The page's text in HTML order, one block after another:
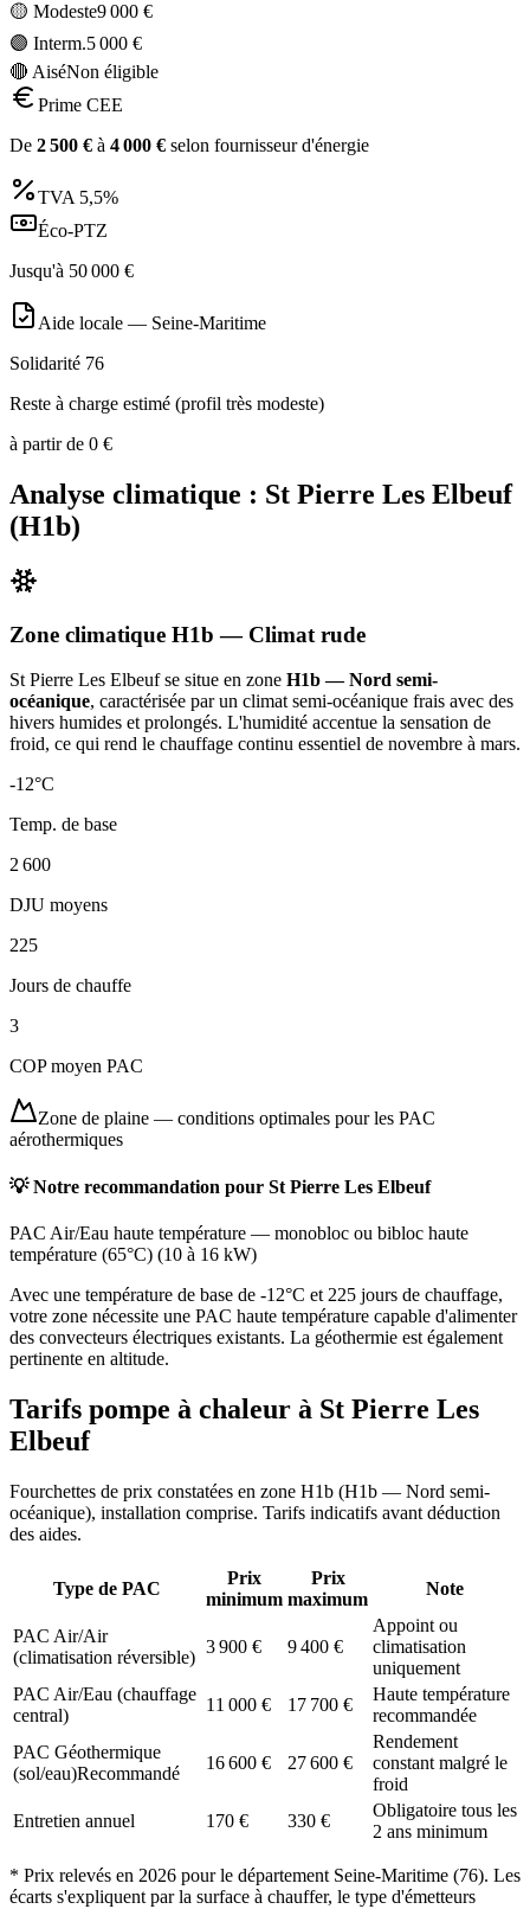
🟡 Modeste9 000 €
🟣 Interm.5 000 €
🔴 AiséNon éligible
Prime CEE
De 2 500 € à 4 000 € selon fournisseur d'énergie
TVA 5,5%
Éco-PTZ
Jusqu'à 50 000 €
Aide locale — Seine-Maritime
Solidarité 76
Reste à charge estimé (profil très modeste)
à partir de 0 €
Analyse climatique : St Pierre Les Elbeuf
(H1b)
Zone climatique H1b — Climat rude
St Pierre Les Elbeufse situe en zone H1b — Nord semi-
océanique, caractérisée par un climat semi-océanique frais avec des
hivers humides et prolongés. L'humidité accentue la sensation de
froid, ce qui rend le chauffage continu essentiel de novembre à mars.
-12°C
Temp. de base
2 600
DJU moyens
225
Jours de chauffe
3
COP moyen PAC
Zone de plaine — conditions optimales pour les PAC
aérothermiques
💡 Notre recommandation pour St Pierre Les Elbeuf
PAC Air/Eau haute température — monobloc ou bibloc haute
température (65°C) (10 à 16 kW)
Avec une température de base de -12°C et 225 jours de chauffage,
votre zone nécessite une PAC haute température capable d'alimenter
des convecteurs électriques existants. La géothermie est également
pertinente en altitude.
Tarifs pompe à chaleur à St Pierre Les
Elbeuf
Fourchettes de prix constatées en zone H1b (H1b — Nord semi-
océanique), installation comprise. Tarifs indicatifs avant déduction
des aides.
Type de PAC
Prix
minimum
Prix
maximum
Note
PAC Air/Air
(climatisation réversible)
3 900 € 9 400 €
Appoint ou
climatisation
uniquement
PAC Air/Eau (chauffage
central)
11 000 € 17 700 €
Haute température
recommandée
PAC Géothermique
(sol/eau)Recommandé
16 600 € 27 600 €
Rendement
constant malgré le
froid
Entretien annuel
170 € 330 €
Obligatoire tous les
2 ans minimum
* Prix relevés en 2026 pour le département Seine-Maritime (76). Les
écarts s'expliquent par la surface à chauffer, le type d'émetteurs